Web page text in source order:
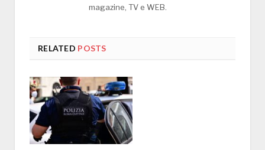
magazine, TV e WEB.
RELATED POSTS